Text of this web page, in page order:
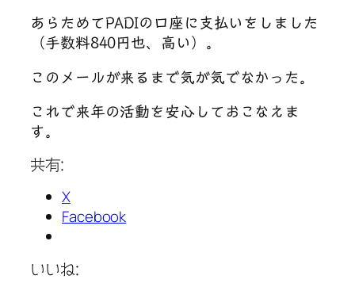
あらためてPADIの口座に支払いをしました
（手数料840円也、高い）。
このメールが来るまで気が気でなかった。
これで来年の活動を安心しておこなえま
す。
共有:
X
Facebook
いいね: